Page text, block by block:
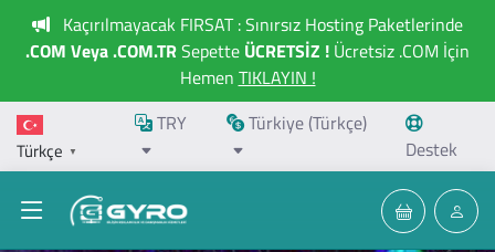
Kaçırılmayacak FIRSAT : Sınırsız Hosting Paketlerinde
.COM Veya .COM.TRSepette ÜCRETSİZ ! Ücretsiz .COM İçin
Hemen TIKLAYIN !
Türkçe ▼
TRY
Türkiye (Türkçe)
Destek